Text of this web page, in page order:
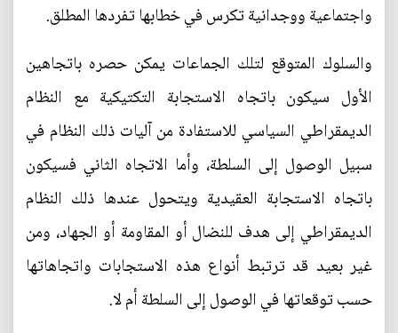
واجتماعية ووجدانية تكرس في خطابها تفردها المطلق.
والسلوك المتوقع لتلك الجماعات يمكن حصره باتجاهين
الأول سيكون باتجاه الاستجابة التكتيكية مع النظام
الديمقراطي السياسي للاستفادة من آليات ذلك النظام في
سبيل الوصول إلى السلطة، وأما الاتجاه الثاني فسيكون
باتجاه الاستجابة العقيدية ويتحول عندها ذلك النظام
الديمقراطي إلى هدف للنضال أو المقاومة أو الجهاد، ومن
غير بعيد قد ترتبط أنواع هذه الاستجابات واتجاهاتها
حسب توقعاتها في الوصول إلى السلطة أم لا.